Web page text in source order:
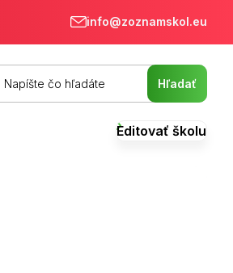
info@zoznamskol.eu
Editovať školu